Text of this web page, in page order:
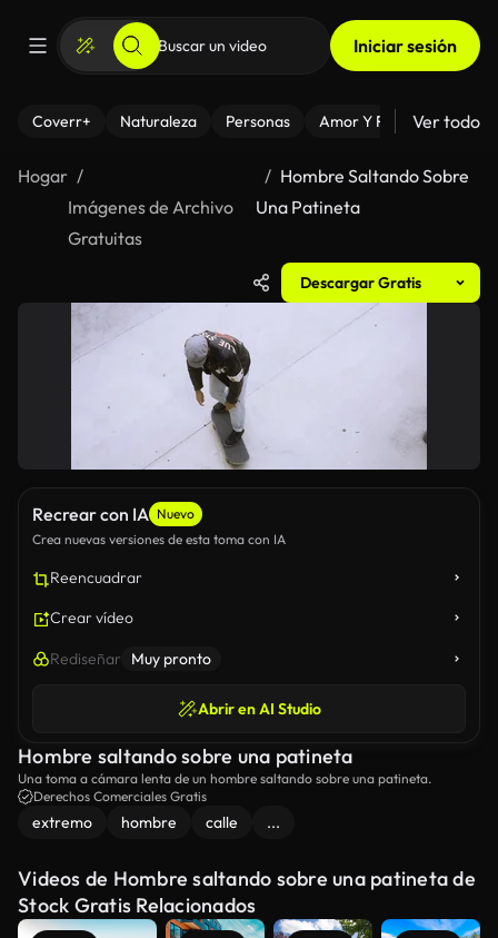
Iniciar sesión
Coverr+ Naturaleza Personas Amor Y Relaciones
Ver todo
Hogar
Imágenes de Archivo
Gratuitas
Hombre Saltando Sobre
Una Patineta
Descargar Gratis
Recrear con IA Nuevo
Crea nuevas versiones de esta toma con IA
Reencuadrar
Crear vídeo
Rediseñar Muy pronto
Abrir en AI Studio
Hombre saltando sobre una patineta
Una toma a cámara lenta de un hombre saltando sobre una patineta.
Derechos Comerciales Gratis
extremo hombre calle ...
Videos de Hombre saltando sobre una patineta de
Stock Gratis Relacionados